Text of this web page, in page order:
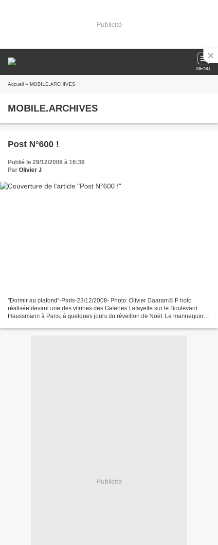
Publicité
MENU
Accueil » MOBILE.ARCHIVES
MOBILE.ARCHIVES
Post N°600 !
Publié le 29/12/2008 à 16:39
Par Olivier J
"Dormir au plafond"-Paris-23/12/2008- Photo: Olivier Daaram© P hoto
réalisée devant une des vitrines des Galeries Lafayette sur le Boulevard
Haussmann à Paris, à quelques jours du réveillon de Noël. Le mannequin
Publicité